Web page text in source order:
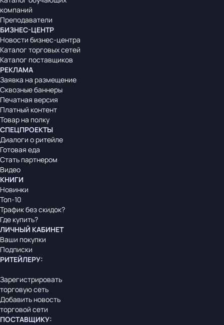
компаний
Преподаватели
БИЗНЕС-ЦЕНТР
Новости бизнес-центра
Каталог торговых сетей
Каталог поставщиков
РЕКЛАМА
Заявка на размещение
Сквозные баннеры
Печатная версия
Платный контент
Товар на полку
СПЕЦПРОЕКТЫ
Диалоги о ритейле
Готовая еда
Стать партнером
Видео
КНИГИ
Новинки
Топ-10
Трафик без скидок?
Где купить?
ЛИЧНЫЙ КАБИНЕТ
Ваши покупки
Подписки
РИТЕЙЛЕРУ:
Зарегистрировать
торговую сеть
Добавить новость
торговой сети
ПОСТАВЩИКУ: